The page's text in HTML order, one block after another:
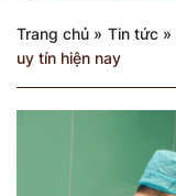
Trang chủ » Tin tức»
uy tín hiện nay